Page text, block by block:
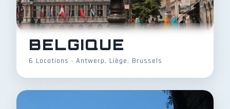
BELGIQUE
6 Locations • Antwerp, Liège, Brussels